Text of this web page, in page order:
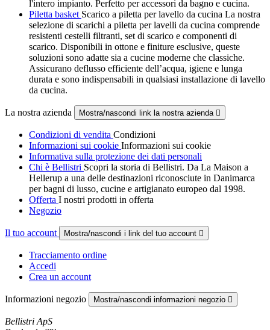
l'intero impianto. Perfetto per accessori da bagno e cucina.
Piletta basket Scarico a piletta per lavello da cucina La nostra
selezione di scarichi a piletta per lavelli da cucina comprende
resistenti cestelli filtranti, set di scarico e componenti di
scarico. Disponibili in ottone e finiture esclusive, queste
soluzioni sono adatte sia a cucine moderne che classiche.
Assicurano deflusso efficiente dell’acqua, igiene e lunga
durata e sono indispensabili in qualsiasi installazione di lavello
da cucina.
La nostra azienda Mostra/nascondi link la nostra azienda 
Condizioni di vendita Condizioni
Informazioni sui cookie Informazioni sui cookie
Informativa sulla protezione dei dati personali
Chi è Bellistri Scopri la storia di Bellistri. Da La Maison a
Hellerup a una delle destinazioni riconosciute in Danimarca
per bagni di lusso, cucine e artigianato europeo dal 1998.
Offerta I nostri prodotti in offerta
Negozio
Il tuo account Mostra/nascondi i link del tuo account 
Tracciamento ordine
Accedi
Crea un account
Informazioni negozio Mostra/nascondi informazioni negozio 
Bellistri ApS